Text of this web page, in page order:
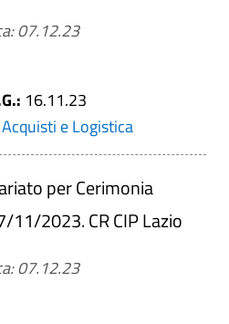
07.12.23
16.11.23
Acquisti e Logistica
per Cerimonia
11/2023. CR CIP Lazio
07.12.23